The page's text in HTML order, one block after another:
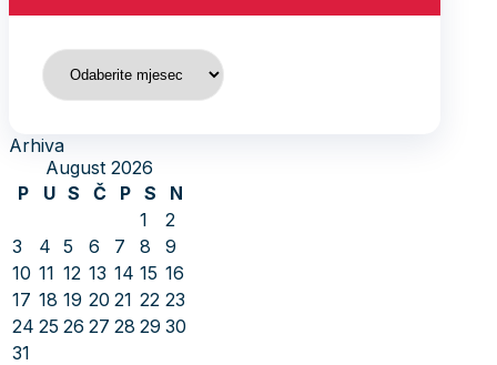
Arhiva
Arhiva
August 2026
P
U S Č P S
N
1
2
3
4 5 6 7 8
9
10 11 12 13 14 15 16
17 18 19 20 21 22 23
24 25 26 27 28 29 30
31